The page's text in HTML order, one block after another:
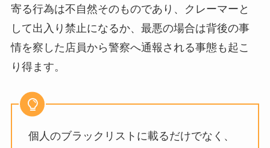
寄る行為は不自然そのものであり、クレーマーと
して出入り禁止になるか、最悪の場合は背後の事
情を察した店員から警察へ通報される事態も起こ
り得ます。
個人のブラックリストに載るだけでなく、